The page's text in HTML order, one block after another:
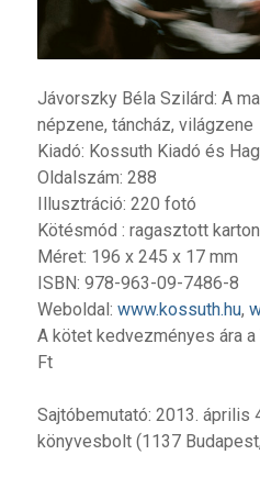
Jávorszky Béla Szilárd: A
népzene, táncház, világzene
Kiadó: Kossuth Kiadó és
Oldalszám: 288
Illusztráció: 220 fotó
Kötésmód : ragasztott
Méret: 196 x 245 x 17 mm
ISBN: 978-963-09-7486-8
Weboldal: www.kossuth.hu,
A kötet kedvezményes ára
Ft
Sajtóbemutató: 2013. április
könyvesbolt (1137